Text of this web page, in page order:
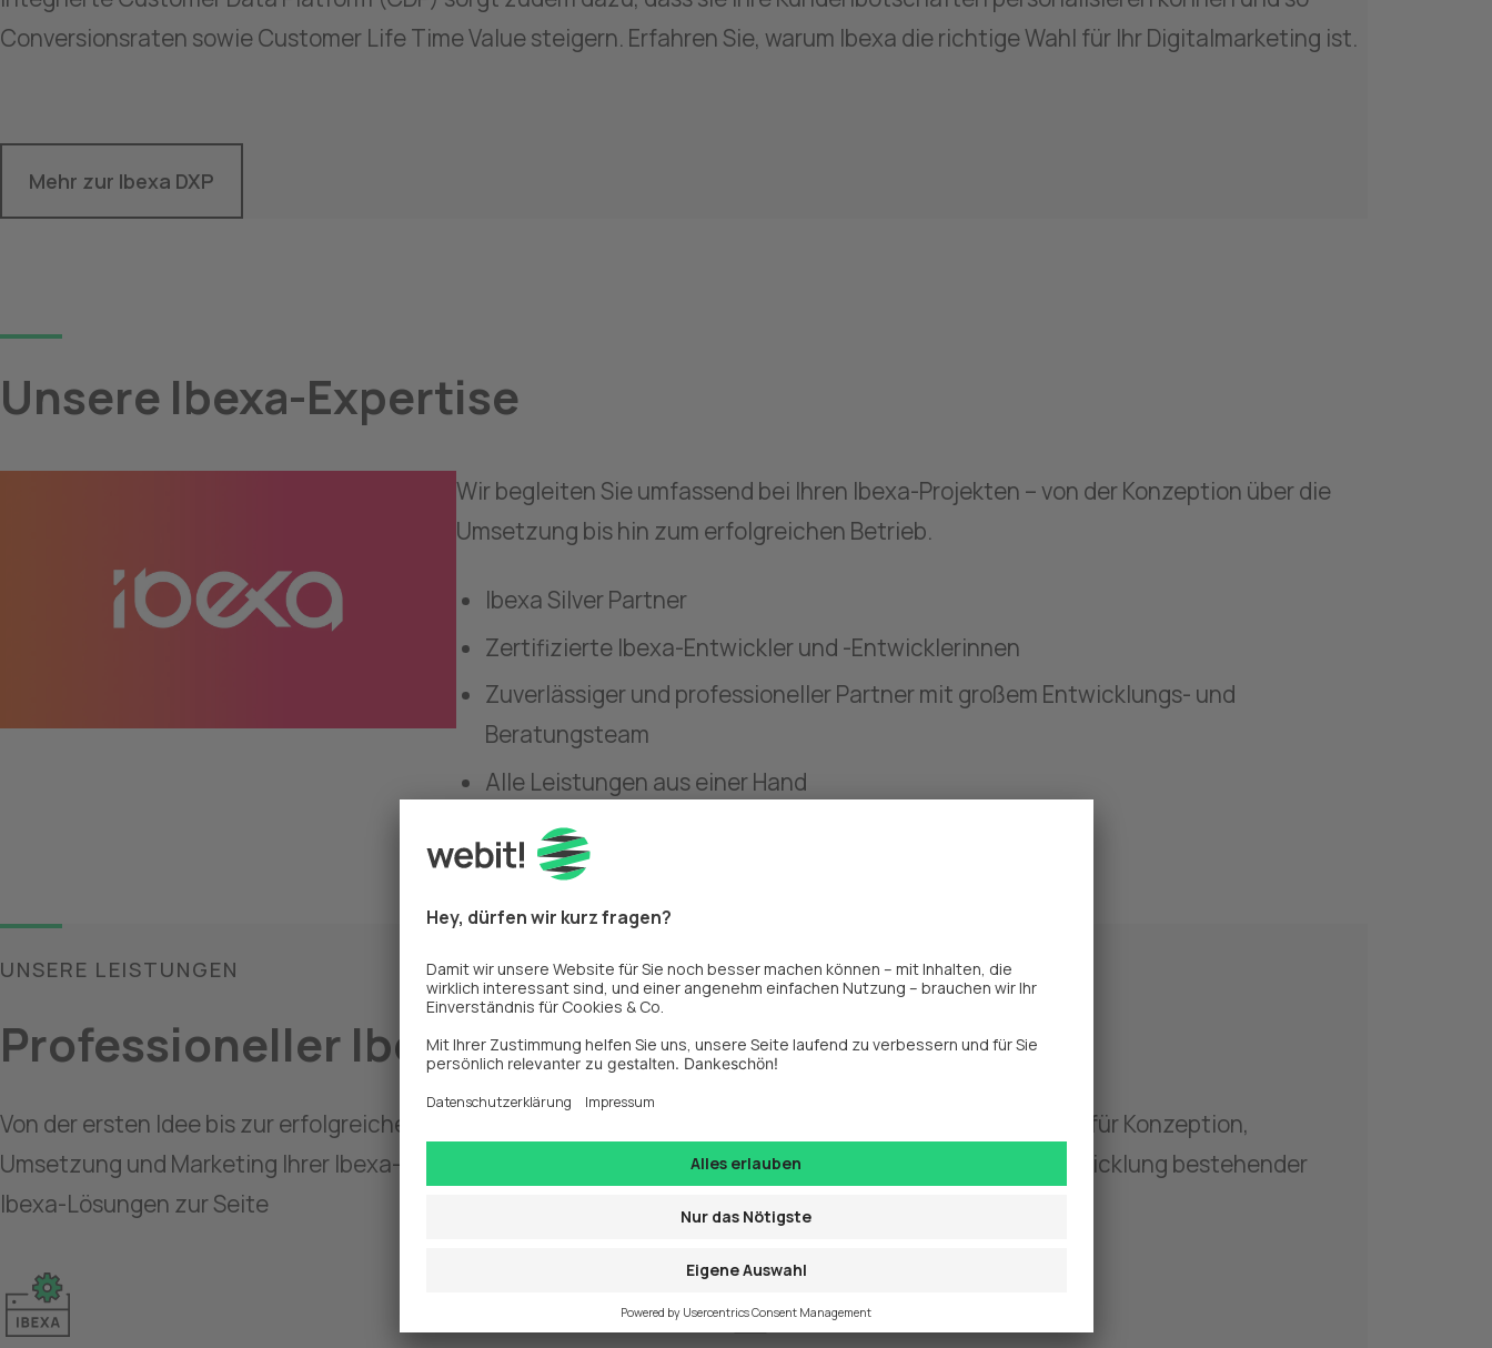
Conversionsraten sowie Customer Life Time Value steigern. Erfahren Sie, warum Ibexa die richtige Wahl für Ihr Digitalmarketing ist.
Mehr zur Ibexa DXP
Unsere Ibexa-Expertise
Wir begleiten Sie umfassend bei Ihren Ibexa-Projekten – von der Konzeption über die
Umsetzung bis hin zum erfolgreichen Betrieb.
Ibexa Silver Partner
Zertifizierte Ibexa-Entwickler und -Entwicklerinnen
Zuverlässiger und professioneller Partner mit großem Entwicklungs- und
Beratungsteam
Alle Leistungen aus einer Hand
UNSERE LEISTUNGEN
Professioneller Ibexa-Partner
Von der ersten Idee bis zur erfolgreichen Vermarktung - als Full Service Ibexa-Agentur sind wir Ihr Partner für Konzeption,
Umsetzung und Marketing Ihrer Ibexa-Projekte. Ebenso stehen wir Ihnen für die Wartung und Weiterentwicklung bestehender
Ibexa-Lösungen zur Seite